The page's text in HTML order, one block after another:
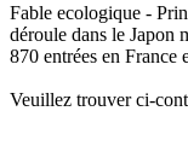
Fable ecologique -
déroule dans le Japon
870 entrées en France
Veuillez trouver ci-